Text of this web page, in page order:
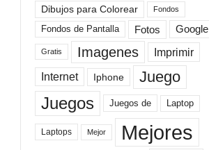
Dibujos para Colorear Fondos
Fondos de Pantalla Fotos Google
Gratis Imagenes Imprimir
Internet Iphone Juego
Juegos Juegos de Laptop
Laptops Mejor Mejores